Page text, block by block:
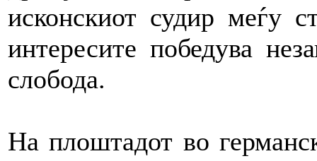
исконскиот судир меѓу
интересите победува
слобода.
На плоштадот во